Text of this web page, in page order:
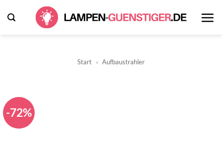
Inhalt
Start » Aufbaustrahler
-72%